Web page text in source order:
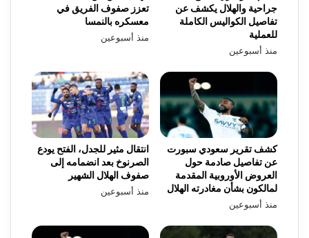
تعزز صفوف الفريق في
معسكره بالنمسا
منذ أسبوعين
جراحية والهلال يكشف عن
تفاصيل الكواليس الكاملة
للعملية
منذ أسبوعين
انتقال مثير للجدل، الفتح يودع
الصرنوخ بعد انضمامه إلى
صفوف الهلال الشهير
منذ أسبوعين
كشف تقرير سعودي سبورت
عن تفاصيل صادمة حول
العروض الأوروبية المقدمة
لمالكون بشأن مغادرته الهلال
منذ أسبوعين